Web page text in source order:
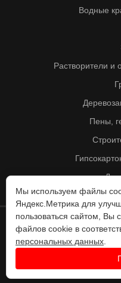
Водные
Растворители и
Пены,
©
Мы используем файлы
Яндекс.Метрика для
пользоваться сайтом, Вы
файлов cookie в
персональных данных